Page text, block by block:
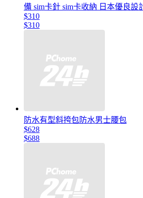
備 sim卡針 sim卡收納 日本優良設
$310
$310
防水有型斜挎包防水男士腰包
$628
$688